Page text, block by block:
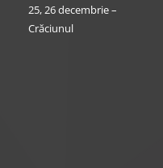
25, 26 decembrie –
Crăciunul